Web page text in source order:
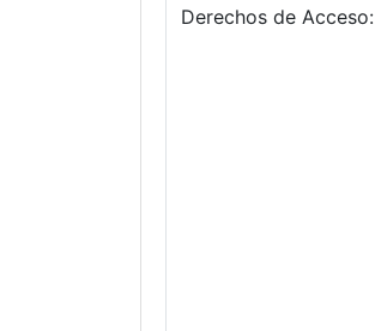
Derechos de Acceso: